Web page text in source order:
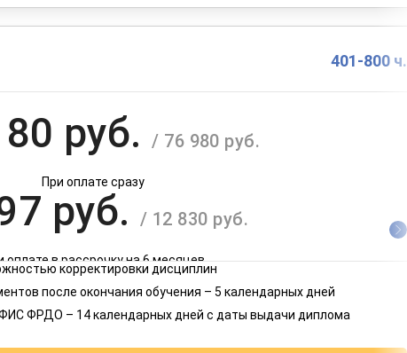
401-800 ч.
руб./ 76 980 руб.
При оплате сразу
руб./ 12 830 руб.
оплате в рассрочку на 6 месяцев
руб./ 6 415 руб.
корректировки дисциплин
после окончания обучения – 5 календарных дней
ФРДО – 14 календарных дней с даты выдачи диплома